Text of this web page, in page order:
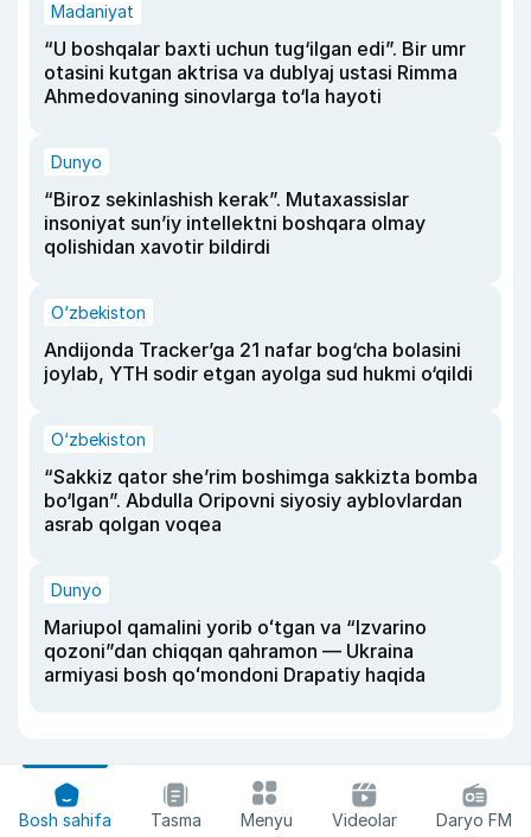
Madaniyat
“U boshqalar baxti uchun tug‘ilgan edi”. Bir umr
otasini kutgan aktrisa va dublyaj ustasi Rimma
Ahmedovaning sinovlarga to‘la hayoti
Dunyo
“Biroz sekinlashish kerak”. Mutaxassislar
insoniyat sun’iy intellektni boshqara olmay
qolishidan xavotir bildirdi
O‘zbekiston
Andijonda Tracker’ga 21 nafar bog‘cha bolasini
joylab, YTH sodir etgan ayolga sud hukmi o‘qildi
O‘zbekiston
“Sakkiz qator she’rim boshimga sakkizta bomba
bo‘lgan”. Abdulla Oripovni siyosiy ayblovlardan
asrab qolgan voqea
Dunyo
Mariupol qamalini yorib oʻtgan va “Izvarino
qozoni”dan chiqqan qahramon — Ukraina
armiyasi bosh qoʻmondoni Drapatiy haqida
Bosh sahifa Tasma Menyu Videolar Daryo FM